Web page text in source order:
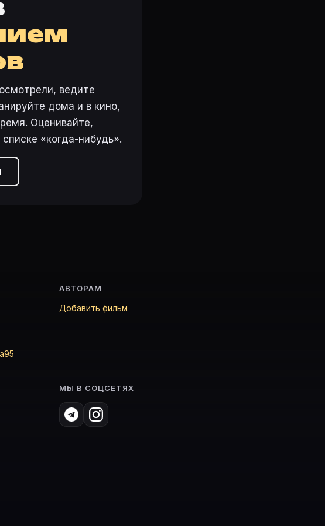
ведите
дома и в кино,
Оценивайте,
«когда-нибудь».
АВТОРАМ
Добавить фильм
МЫ В СОЦСЕТЯХ